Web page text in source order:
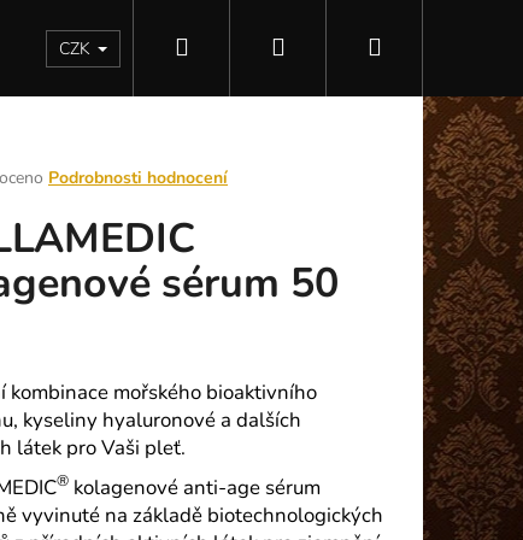
KontaktyCZK Přihlášení
košík
Podrobnosti hodnocení
sérum 50
kombinace mořského bioaktivního
kyseliny hyaluronové a dalších
látek pro Vaši pleť.
® kolagenové anti-age sérum
vyvinuté na základě biotechnologických